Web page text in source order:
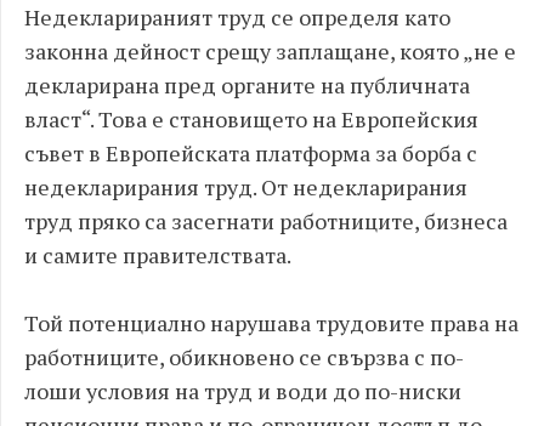
Недекларираният труд се определя като
законна дейност срещу заплащане, която „не е
декларирана пред органите на публичната
власт“. Това е становището на Европейския
съвет в Европейската платформа за борба с
недекларирания труд. От недекларирания
труд пряко са засегнати работниците, бизнеса
и самите правителствата.
Той потенциално нарушава трудовите права на
работниците, обикновено се свързва с по-
лоши условия на труд и води до по-ниски